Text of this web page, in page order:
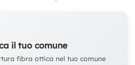
il tuo comune
fibra ottica nel tuo comune